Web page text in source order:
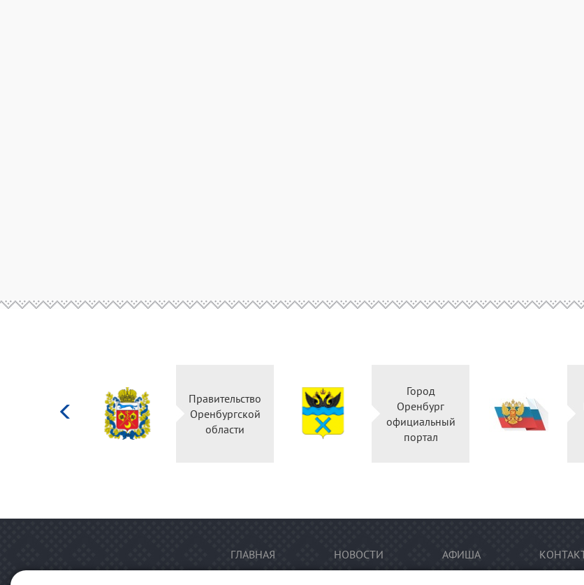
Правительство
Оренбургской
области
Город
Оренбург
официальный
портал
ГЛАВНАЯ НОВОСТИ АФИША